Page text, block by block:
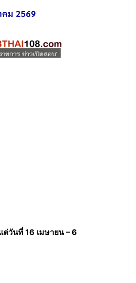
ต่วันที่ 16 เมษายน – 6